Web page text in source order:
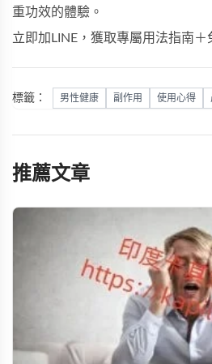
重功效的體驗。
立即加LINE，獲取專屬用法指南＋
標籤： 男性健康 副作用 使用心得
推薦文章